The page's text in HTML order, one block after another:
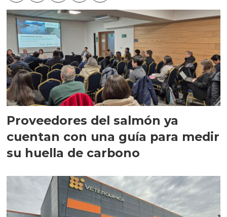
Proveedores del salmón ya
cuentan con una guía para medir
su huella de carbono